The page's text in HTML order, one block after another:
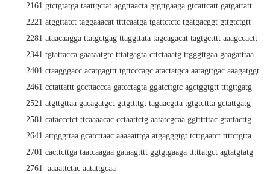
2161 gtctgtatga taattgctat aggttaacta gtgttgaaga gtcattcatt gatgattatt
2221 atggttatct taggaaacat ttttcaatga tgattctctc tgatgacggt gttgtctgtt
2281 ataacaagga ttatgctgag ttaggttata tagcagacat tagtgctttt aaagccactt
2341 tgtattacca gaataatgtc tttatgagta cttctaaatg ttgggttgaa gaagatttaa
2401 ctaagggacc acatgagttt tgttcccagc atactatgca aatagttgac aaagatggta
2461 cctattattt gccttaccca gatcctagta ggatcttgtc agctggtgtt tttgttgatg
2521 atgttgttaa gacagatgct gttgttttgt tagaacgtta tgtgtcttta gctattgatg
2581 cataccctct ttcaaaacac cctaattctg aatatcgcaa ggttttttac gtattacttg
2641 attgggttaa gcatcttaac aaaaatttga atgagggtgt tcttgaatct ttttctgtta
2701 cacttcttga taatcaagaa gataagtttt ggtgtgaaga tttttatgct agtatgtatg
2761 aaaattctac aatattgcaa